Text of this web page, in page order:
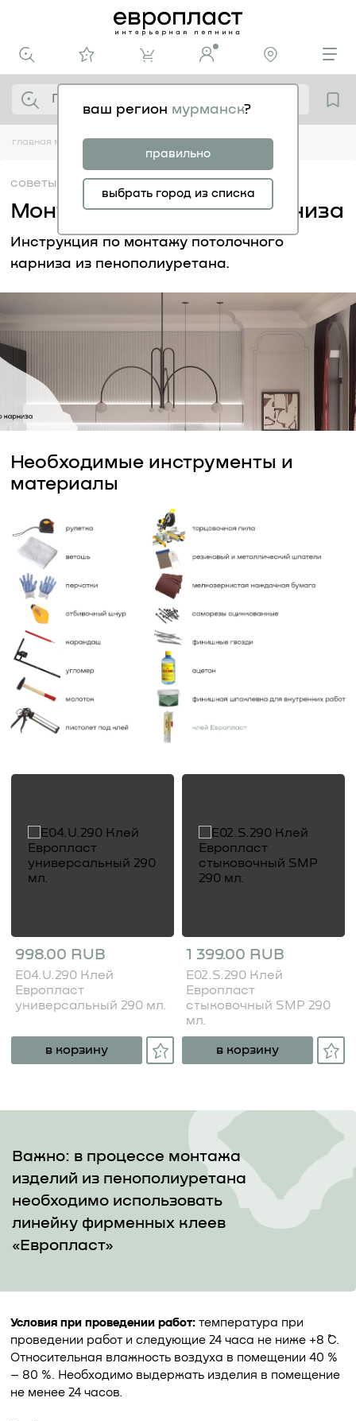
ваш регион мурманск?
правильно
выбрать город из списка
главная медиацентр советы монтаж потолочного карниза
советы 29.12
Монтаж потолочного карниза
Инструкция по монтажу потолочного
карниза из пенополиуретана.
Необходимые инструменты и
материалы
998.00 RUB
E04.U.290 Клей
Европласт
универсальный 290 мл.
в корзину
1 399.00 RUB
E02.S.290 Клей
Европласт
стыковочный SMP 290
мл.
в корзину
Важно: в процессе монтажа
изделий из пенополиуретана
необходимо использовать
линейку фирменных клеев
«Европласт»
Условия при проведении работ: температура при
проведении работ и следующие 24 часа не ниже +8 ˚С.
Относительная влажность воздуха в помещении 40 %
– 80 %. Необходимо выдержать изделия в помещение
не менее 24 часов.